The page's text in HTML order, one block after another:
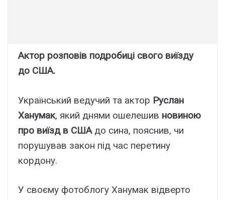
Актор розповів подробиці свого виїзду
до США.
Український ведучий та актор Руслан
Ханумак, який днями ошелешив новиною
про виїзд в СШАдо сина, пояснив, чи
порушував закон під час перетину
кордону.
У своєму фотоблогу Ханумак відверто